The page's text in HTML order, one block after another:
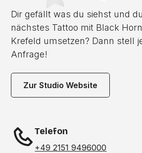
Dir gefällt was du siehst und
nächstes Tattoo mit Black
Krefeld umsetzen? Dann stell
Anfrage!
Zur Studio Website
Telefon
+49 2151 9496000